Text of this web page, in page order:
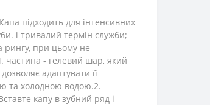
підходить для інтенсивних
і тривалий термін служби;
рингу, при цьому не
частина - гелевий шар, який
адаптувати її
та холодною водою.2.
капу в зубний ряд і